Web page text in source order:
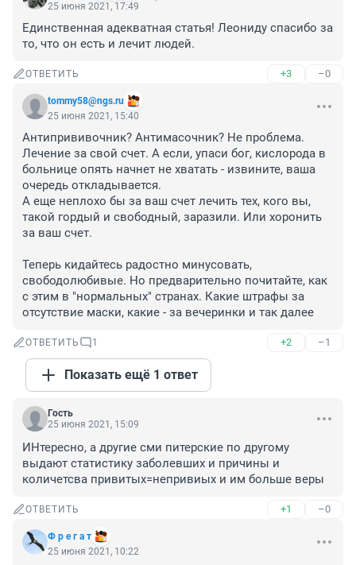
25 июня 2021, 17:49
Единственная адекватная статья! Леониду спасибо за
то, что он есть и лечит людей.
ОТВЕТИТЬ +3 –0
tommy58@ngs.ru
25 июня 2021, 15:40
Антипрививочник? Антимасочник? Не проблема.
Лечение за свой счет. А если, упаси бог, кислорода в
больнице опять начнет не хватать - извините, ваша
очередь откладывается.
А еще неплохо бы за ваш счет лечить тех, кого вы,
такой гордый и свободный, заразили. Или хоронить
за ваш счет.
Теперь кидайтесь радостно минусовать,
свободолюбивые. Но предварительно почитайте, как
с этим в "нормальных" странах. Какие штрафы за
отсутствие маски, какие - за вечеринки и так далее
ОТВЕТИТЬ 1 +2 –1
Показать ещё 1 ответ
Гость
25 июня 2021, 15:09
ИНтересно, а другие сми питерские по другому
выдают статистику заболевших и причины и
количетсва привитых=непривиых и им больше веры
ОТВЕТИТЬ +1 –0
Ф р е г а т
25 июня 2021, 10:22